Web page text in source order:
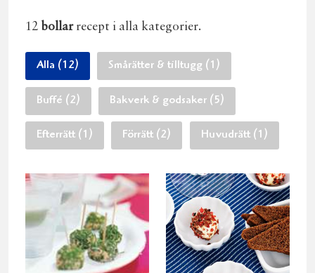
12 bollarrecept i alla kategorier.
Alla (12) Smårätter & tilltugg (1)
Buffé (2) Bakverk & godsaker (5)
Efterrätt (1) Förrätt (2) Huvudrätt (1)